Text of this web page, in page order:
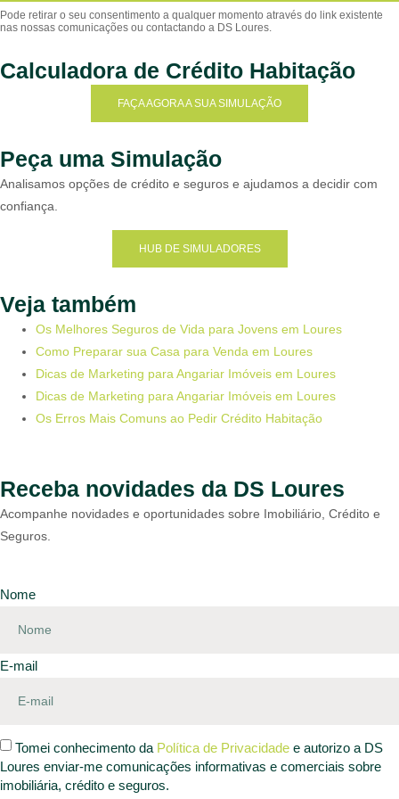
Calculadora de Crédito Habitação
FAÇA AGORA A SUA SIMULAÇÃO
Peça uma Simulação
Analisamos opções de crédito e seguros e ajudamos a decidir com
confiança.
HUB DE SIMULADORES
Veja também
Os Melhores Seguros de Vida para Jovens em Loures
Como Preparar sua Casa para Venda em Loures
Dicas de Marketing para Angariar Imóveis em Loures
Dicas de Marketing para Angariar Imóveis em Loures
Os Erros Mais Comuns ao Pedir Crédito Habitação
Receba novidades da DS Loures
Acompanhe novidades e oportunidades sobre Imobiliário, Crédito e
Seguros.
Nome
E-mail
Tomei conhecimento da Política de Privacidade e autorizo a DS
Loures enviar-me comunicações informativas e comerciais sobre
imobiliária, crédito e seguros.